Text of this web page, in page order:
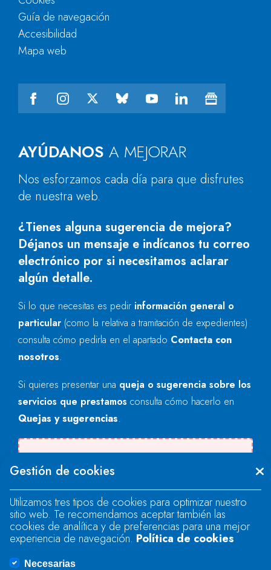
AYÚDANOS A MEJORAR
Nos esforzamos cada día para que disfrutes
de nuestra web.
¿Tienes alguna sugerencia de mejora?
Déjanos un mensaje e indícanos tu correo
electrónico por si necesitamos aclarar
algún detalle.
Si lo que necesitas es pedir información general o
particular (como la relativa a tramitación de expedientes)
consulta cómo pedirla en el apartado Contacta con
nosotros.
Si quieres presentar una queja o sugerencia sobre los
servicios que prestamos consulta cómo hacerlo en
Quejas y sugerencias.
"text".
Se produjo un error al cargar el campo
"text".
Guía de navegación
Accesibilidad
Mapa web
Gestión de cookies
Utilizamos tres tipos de cookies para optimizar nuestro
sitio web. Te recomendamos aceptar también las
cookies de analítica y de preferencias para una mejor
experiencia de navegación. Política de cookies
Necesarias